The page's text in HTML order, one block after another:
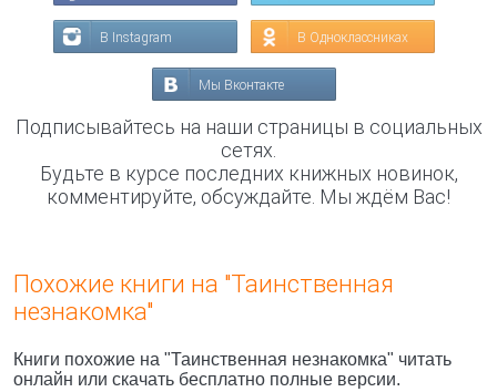
В Instagram В Одноклассниках
Мы Вконтакте
Подписывайтесь на наши страницы в социальных
сетях.
Будьте в курсе последних книжных новинок,
комментируйте, обсуждайте. Мы ждём Вас!
Похожие книги на "Таинственная
незнакомка"
Книги похожие на "Таинственная незнакомка" читать
онлайн или скачать бесплатно полные версии.